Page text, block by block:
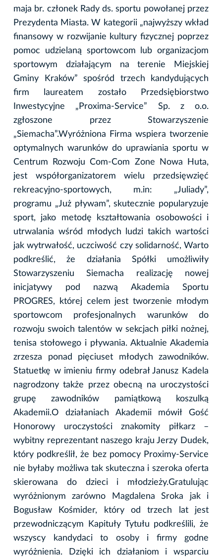
maja br. członek Rady ds. sportu powołanej przez
Prezydenta Miasta. W kategorii „najwyższy wkład
finansowy w rozwijanie kultury fizycznej poprzez
pomoc udzielaną sportowcom lub organizacjom
sportowym działającym na terenie Miejskiej
Gminy Kraków” spośród trzech kandydujących
firm laureatem zostało Przedsiębiorstwo
Inwestycyjne „Proxima-Service” Sp. z o.o.
zgłoszone przez Stowarzyszenie
„Siemacha”.Wyróżniona Firma wspiera tworzenie
optymalnych warunków do uprawiania sportu w
Centrum Rozwoju Com-Com Zone Nowa Huta,
jest współorganizatorem wielu przedsięwzięć
rekreacyjno-sportowych, m.in: „Juliady”,
programu „Już pływam”, skutecznie popularyzuje
sport, jako metodę kształtowania osobowości i
utrwalania wśród młodych ludzi takich wartości
jak wytrwałość, uczciwość czy solidarność, Warto
podkreślić, że działania Spółki umożliwiły
Stowarzyszeniu Siemacha realizację nowej
inicjatywy pod nazwą Akademia Sportu
PROGRES, której celem jest tworzenie młodym
sportowcom profesjonalnych warunków do
rozwoju swoich talentów w sekcjach piłki nożnej,
tenisa stołowego i pływania. Aktualnie Akademia
zrzesza ponad pięciuset młodych zawodników.
Statuetkę w imieniu firmy odebrał Janusz Kadela
nagrodzony także przez obecną na uroczystości
grupę zawodników pamiątkową koszulką
Akademii.O działaniach Akademii mówił Gość
Honorowy uroczystości znakomity piłkarz –
wybitny reprezentant naszego kraju Jerzy Dudek,
który podkreślił, że bez pomocy Proximy-Service
nie byłaby możliwa tak skuteczna i szeroka oferta
skierowana do dzieci i młodzieży.Gratulując
wyróżnionym zarówno Magdalena Sroka jak i
Bogusław Kośmider, który od trzech lat jest
przewodniczącym Kapituły Tytułu podkreślili, że
wszyscy kandydaci to osoby i firmy godne
wyróżnienia. Dzięki ich działaniom i wsparciu